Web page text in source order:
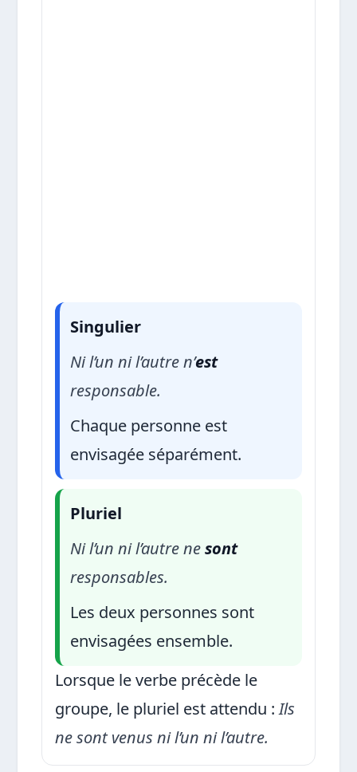
Singulier
Ni l’un ni l’autre n’est
responsable.
Chaque personne est
envisagée séparément.
Pluriel
Ni l’un ni l’autre nesont
responsables.
Les deux personnes sont
envisagées ensemble.
Lorsque le verbe précède le
groupe, le pluriel est attendu :Ils
ne sont venus ni l’un ni l’autre.